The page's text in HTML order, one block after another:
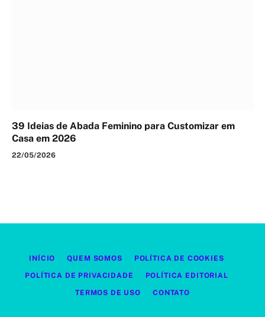
39 Ideias de Abada Feminino para Customizar em
Casa em 2026
22/05/2026
INÍCIO QUEM SOMOS POLÍTICA DE COOKIES
POLÍTICA DE PRIVACIDADE POLÍTICA EDITORIAL
TERMOS DE USO CONTATO